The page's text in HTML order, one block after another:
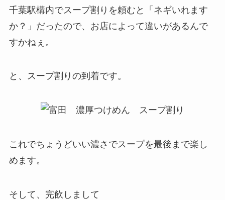
千葉駅構内でスープ割りを頼むと「ネギいれます
か？」だったので、お店によって違いがあるんで
すかねぇ。
と、スープ割りの到着です。
これでちょうどいい濃さでスープを最後まで楽し
めます。
そして、完飲しまして